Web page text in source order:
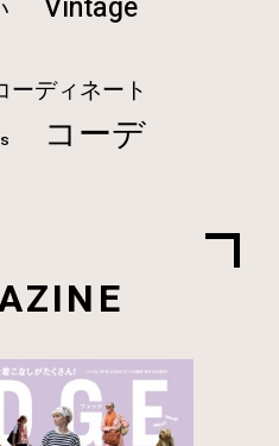
ーディネート
コーデ